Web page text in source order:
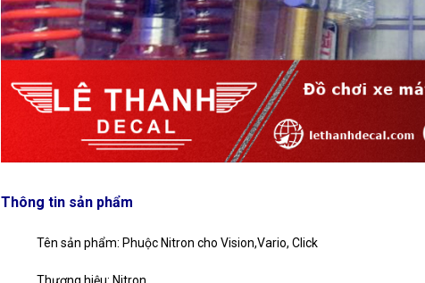
Thông tin sản phẩm
Tên sản phẩm: Phuộc Nitron cho Vision,Vario, Click